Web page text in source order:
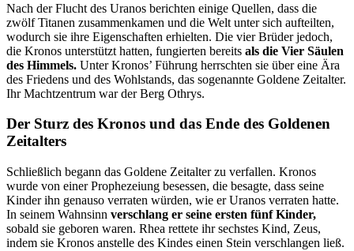
Nach der Flucht des Uranos berichten einige Quellen, dass die
zwölf Titanen zusammenkamen und die Welt unter sich aufteilten,
wodurch sie ihre Eigenschaften erhielten. Die vier Brüder jedoch,
die Kronos unterstützt hatten, fungierten bereits als die Vier Säulen
des Himmels. Unter Kronos’ Führung herrschten sie über eine Ära
des Friedens und des Wohlstands, das sogenannte Goldene Zeitalter.
Ihr Machtzentrum war der Berg Othrys.
Der Sturz des Kronos und das Ende des Goldenen
Zeitalters
Schließlich begann das Goldene Zeitalter zu verfallen. Kronos
wurde von einer Prophezeiung besessen, die besagte, dass seine
Kinder ihn genauso verraten würden, wie er Uranos verraten hatte.
In seinem Wahnsinn verschlang er seine ersten fünf Kinder,
sobald sie geboren waren. Rhea rettete ihr sechstes Kind, Zeus,
indem sie Kronos anstelle des Kindes einen Stein verschlangen ließ.